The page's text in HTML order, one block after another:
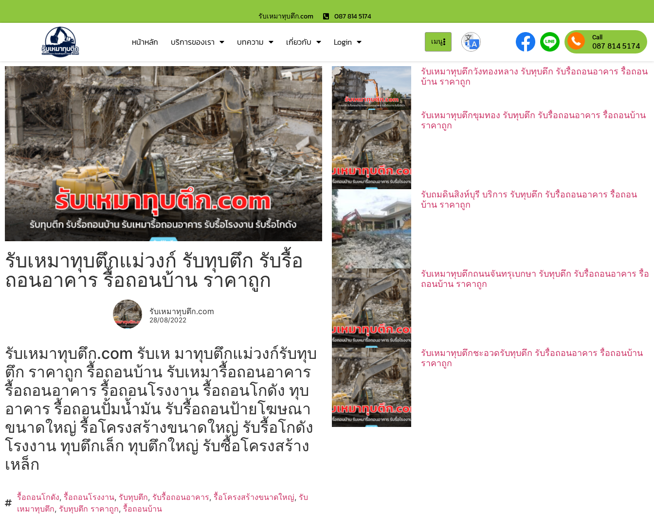
รับเหมาทุบตึก.com 087 814 5174
หน้าหลัก บริการของเรา บทความ เกี่ยวกับ Login เมนู Call
087 814 5174
รับเหมาทุบตึกแม่วงก์ รับทุบตึก รับรื้อ
ถอนอาคาร รื้อถอนบ้าน ราคาถูก
รับเหมาทุบตึก.com
28/08/2022
รับเหมาทุบตึก.com รับเห มาทุบตึกแม่วงก์รับทุบ
ตึก ราคาถูก รื้อถอนบ้าน รับเหมารื้อถอนอาคาร
รื้อถอนอาคาร รื้อถอนโรงงาน รื้อถอนโกดัง ทุบ
อาคาร รื้อถอนปั้มน้ำมัน รับรื้อถอนป้ายโฆษณา
ขนาดใหญ่ รื้อโครงสร้างขนาดใหญ่ รับรื้อโกดัง
โรงงาน ทุบตึกเล็ก ทุบตึกใหญ่ รับซื้อโครงสร้าง
เหล็ก
รื้อถอนโกดัง, รื้อถอนโรงงาน, รับทุบตึก, รับรื้อถอนอาคาร, รื้อโครงสร้างขนาดใหญ่, รับ
เหมาทุบตึก, รับทุบตึก ราคาถูก, รื้อถอนบ้าน
รับเหมาทุบตึกวังทองหลาง รับทุบตึก รับรื้อถอนอาคาร รื้อถอน
บ้าน ราคาถูก
รับเหมาทุบตึกขุมทอง รับทุบตึก รับรื้อถอนอาคาร รื้อถอนบ้าน
ราคาถูก
รับถมดินสิงห์บุรี บริการ รับทุบตึก รับรื้อถอนอาคาร รื้อถอน
บ้าน ราคาถูก
รับเหมาทุบตึกถนนจันทรุเบกษา รับทุบตึก รับรื้อถอนอาคาร รื้อ
ถอนบ้าน ราคาถูก
รับเหมาทุบตึกชะอวดรับทุบตึก รับรื้อถอนอาคาร รื้อถอนบ้าน
ราคาถูก